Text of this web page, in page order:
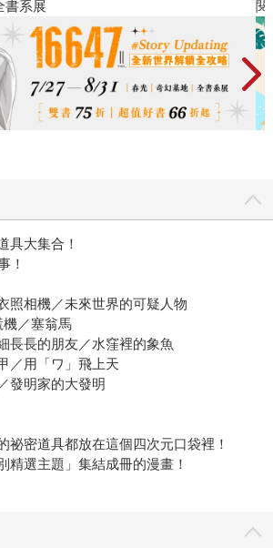
-2026上半年暢銷榜
具大集合！
！
照相機／未來世界的可疑人物
／塞翁馬
長長的朋友／水窪裡的象魚
／用「ワ」飛上天
發明家的大發明
密道具都放在這個四次元口袋裡！
選主題」集結成冊的漫畫！